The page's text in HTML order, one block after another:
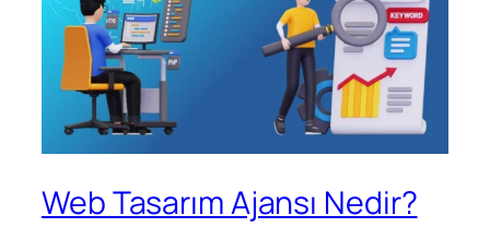
Web Tasarım Ajansı Nedir?